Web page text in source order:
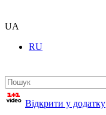
UA
RU
Відкрити у додатку